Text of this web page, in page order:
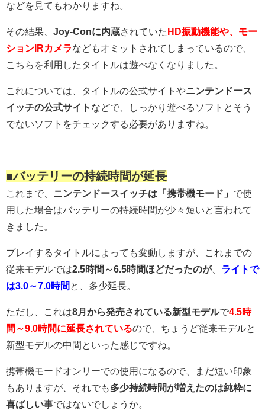
などを見てもわかりますね。
その結果、 Joy-Conに内蔵されていた HD振動機能や、モー
ションIRカメラなどもオミットされてしまっているので、
こちらを利用したタイトルは遊べなくなりました。
これについては、タイトルの公式サイトやニンテンドース
イッチの公式サイト などで、しっかり遊べるソフトとそう
でないソフトをチェックする必要がありますね。
■バッテリーの持続時間が延長
これまで、 ニンテンドースイッチは「携帯機モード」 で使
用した場合はバッテリーの持続時間が少々短いと言われて
きました。
プレイするタイトルによっても変動しますが、これまでの
従来モデルでは2.5時間～6.5時間ほどだったのが、 ライトで
は3.0～7.0時間 と、多少延長。
ただし、これは8月から発売されている新型モデルで4.5時
間～9.0時間に延長されているので、ちょうど従来モデルと
新型モデルの中間といった感じですね。
携帯機モードオンリーでの使用になるので、まだ短い印象
もありますが、それでも多少持続時間が増えたのは純粋に
喜ばしい事ではないでしょうか。